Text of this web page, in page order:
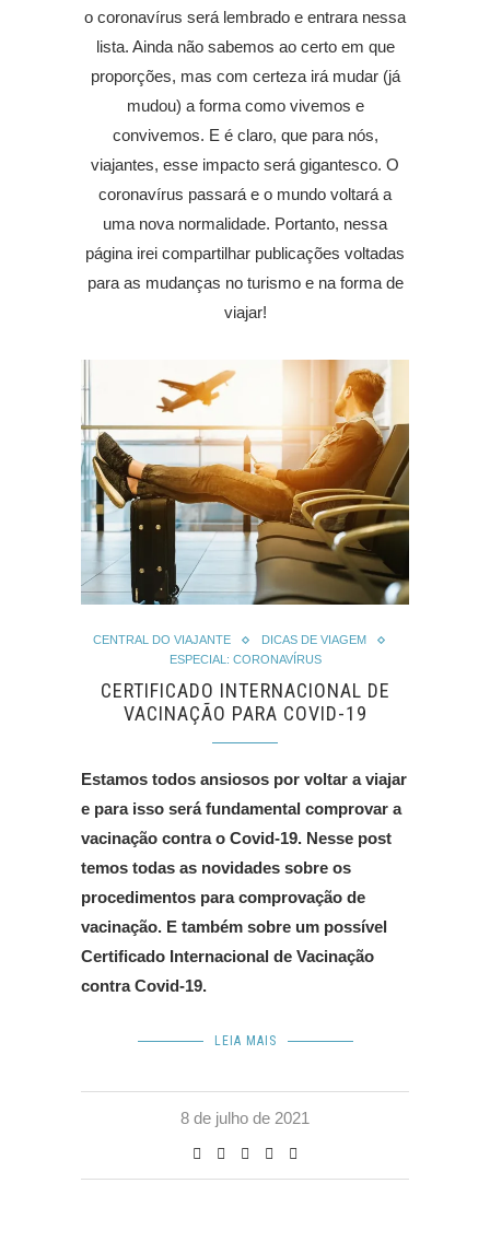
o coronavírus será lembrado e entrara nessa
lista. Ainda não sabemos ao certo em que
proporções, mas com certeza irá mudar (já
mudou) a forma como vivemos e
convivemos. E é claro, que para nós,
viajantes, esse impacto será gigantesco. O
coronavírus passará e o mundo voltará a
uma nova normalidade. Portanto, nessa
página irei compartilhar publicações voltadas
para as mudanças no turismo e na forma de
viajar!
CENTRAL DO VIAJANTE
DICAS DE VIAGEM
ESPECIAL: CORONAVÍRUS
CERTIFICADO INTERNACIONAL DE
VACINAÇÃO PARA COVID-19
Estamos todos ansiosos por voltar a viajar
e para isso será fundamental comprovar a
vacinação contra o Covid-19. Nesse post
temos todas as novidades sobre os
procedimentos para comprovação de
vacinação. E também sobre um possível
Certificado Internacional de Vacinação
contra Covid-19.
LEIA MAIS
8 de julho de 2021